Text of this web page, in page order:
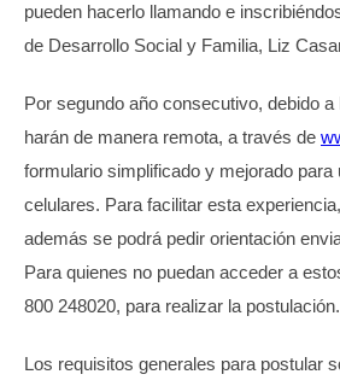
pueden hacerlo llamando e
de Desarrollo Social y Familia, Liz
Por segundo año consecutivo, debido
harán de manera remota, a través de
formulario simplificado y mejorado
celulares. Para facilitar esta
además se podrá pedir orientación
Para quienes no puedan acceder a
800 248020, para realizar la postulación.
Los requisitos generales para postular